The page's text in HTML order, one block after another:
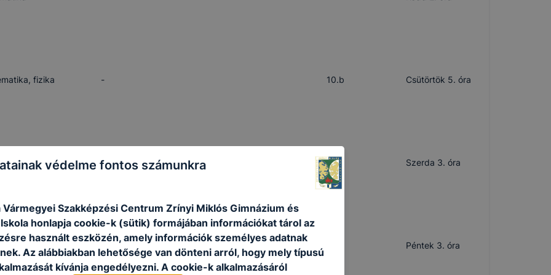
fizika - 10.b Csütörtök 5. óra
nyelv - - Szerda 3. óra
nyelv Péntek 3. óra
védelme fontos számunkra
Vármegyei Szakképzési Centrum Zrínyi Miklós Gimnázium és
honlapja cookie-k (sütik) formájában információkat tárol az
használt eszközén, amely információk személyes adatnak
Az alábbiakban lehetősége van dönteni arról, hogy mely típusú
kívánja engedélyezni. A cookie-k alkalmazásáról